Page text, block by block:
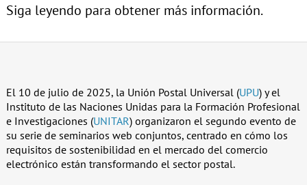
Siga leyendo para obtener más información.
El 10 de julio de 2025, la Unión Postal Universal (UPU) y el
Instituto de las Naciones Unidas para la Formación Profesional
e Investigaciones (UNITAR) organizaron el segundo evento de
su serie de seminarios web conjuntos, centrado en cómo los
requisitos de sostenibilidad en el mercado del comercio
electrónico están transformando el sector postal.